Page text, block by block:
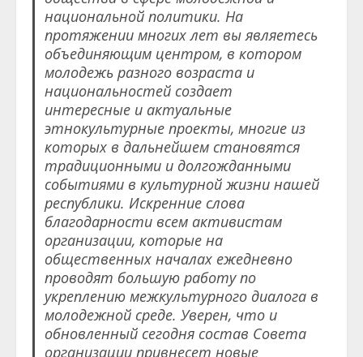
национальной политики. На
протяжении многих лет вы являетесь
объединяющим центром, в котором
молодежь разного возраста и
национальностей создает
интересные и актуальные
этнокультурные проекты, многие из
которых в дальнейшем становятся
традиционными и долгожданными
событиями в культурной жизни нашей
республики. Искренние слова
благодарности всем активистам
организации, которые на
общественных началах ежедневно
проводят большую работу по
укреплению межкультурного диалога в
молодежной среде. Уверен, что и
обновленный сегодня состав Совета
организации привнесет новые